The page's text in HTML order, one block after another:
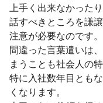
上手く出来なかった
話すべきところを謙
注意が必要なのです。
間違った言葉遣いは
まうことも社会人の特
特に入社数年目とも
くなります。